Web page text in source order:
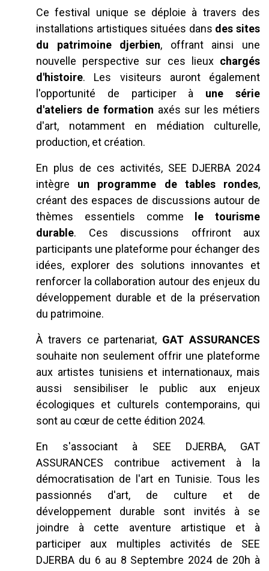
Ce festival unique se déploie à travers des
installations artistiques situées dans des sites
du patrimoine djerbien, offrant ainsi une
nouvelle perspective sur ces lieux chargés
d'histoire. Les visiteurs auront également
l'opportunité de participer à une série
d'ateliers de formation axés sur les métiers
d'art, notamment en médiation culturelle,
production, et création.
En plus de ces activités, SEE DJERBA 2024
intègre un programme de tables rondes,
créant des espaces de discussions autour de
thèmes essentiels comme le tourisme
durable. Ces discussions offriront aux
participants une plateforme pour échanger des
idées, explorer des solutions innovantes et
renforcer la collaboration autour des enjeux du
développement durable et de la préservation
du patrimoine.
À travers ce partenariat, GAT ASSURANCES
souhaite non seulement offrir une plateforme
aux artistes tunisiens et internationaux, mais
aussi sensibiliser le public aux enjeux
écologiques et culturels contemporains, qui
sont au cœur de cette édition 2024.
En s'associant à SEE DJERBA, GAT
ASSURANCES contribue activement à la
démocratisation de l'art en Tunisie. Tous les
passionnés d'art, de culture et de
développement durable sont invités à se
joindre à cette aventure artistique et à
participer aux multiples activités de SEE
DJERBA du 6 au 8 Septembre 2024 de 20h à